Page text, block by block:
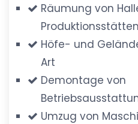
Räumung von
Produktionsstätten
Höfe- und
Art
Demontage von
Umzug von